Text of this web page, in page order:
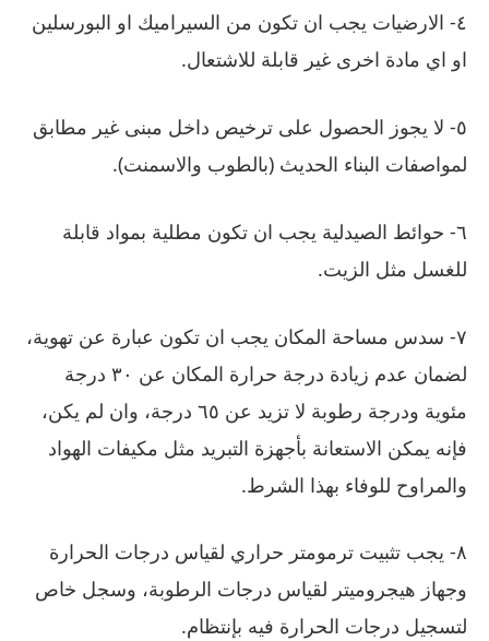
٤- الارضيات يجب ان تكون من السيراميك او البورسلين
او اي مادة اخرى غير قابلة للاشتعال.
٥- لا يجوز الحصول على ترخيص داخل مبنى غير مطابق
لمواصفات البناء الحديث (بالطوب والاسمنت).
٦- حوائط الصيدلية يجب ان تكون مطلية بمواد قابلة
للغسل مثل الزيت.
٧- سدس مساحة المكان يجب ان تكون عبارة عن تهوية،
لضمان عدم زيادة درجة حرارة المكان عن ٣٠ درجة
مئوية ودرجة رطوبة لا تزيد عن ٦٥ درجة، وان لم يكن،
فإنه يمكن الاستعانة بأجهزة التبريد مثل مكيفات الهواد
والمراوح للوفاء بهذا الشرط.
٨- يجب تثبيت ترمومتر حراري لقياس درجات الحرارة
وجهاز هيجروميتر لقياس درجات الرطوبة، وسجل خاص
لتسجيل درجات الحرارة فيه بإنتظام.